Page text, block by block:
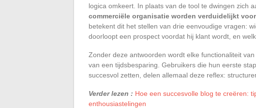
logica omkeert. In plaats van de tool te dwingen zich
commerciële organisatie worden verduidelijkt
betekent dit het stellen van drie eenvoudige vragen:
doorloopt een prospect voordat hij klant wordt, en
Zonder deze antwoorden wordt elke functionaliteit
van een tijdsbesparing. Gebruikers die hun eerste
succesvol zetten, delen allemaal deze reflex:
Verder lezen : Hoe een succesvolle blog te creëren:
enthousiastelingen